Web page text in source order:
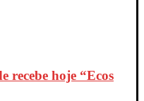
recebe hoje “Ecos